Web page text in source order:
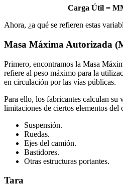
Carga Útil =
Ahora, ¿a qué se refieren estas
Masa Máxima Autorizada
Primero, encontramos la Masa
refiere al peso máximo para la
en circulación por las vías públicas.
Para ello, los fabricantes calculan su
limitaciones de ciertos elementos del
Suspensión.
Ruedas.
Ejes del camión.
Bastidores.
Otras estructuras portantes.
Tara